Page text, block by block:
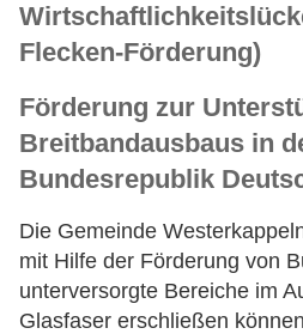
Flecken-Förderung)
Förderung zur
Breitbandausbaus in
Bundesrepublik
Die Gemeinde
mit Hilfe der Förderung von
unterversorgte Bereiche im
Glasfaser erschließen